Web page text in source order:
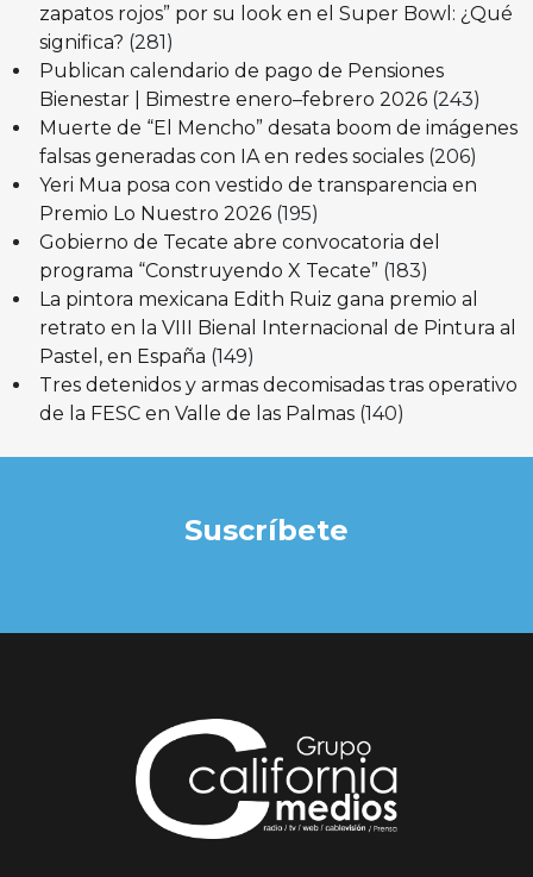
zapatos rojos” por su look en el Super Bowl: ¿Qué
significa? (281)
Publican calendario de pago de Pensiones
Bienestar | Bimestre enero–febrero 2026 (243)
Muerte de “El Mencho” desata boom de imágenes
falsas generadas con IA en redes sociales (206)
Yeri Mua posa con vestido de transparencia en
Premio Lo Nuestro 2026 (195)
Gobierno de Tecate abre convocatoria del
programa “Construyendo X Tecate” (183)
La pintora mexicana Edith Ruiz gana premio al
retrato en la VIII Bienal Internacional de Pintura al
Pastel, en España (149)
Tres detenidos y armas decomisadas tras operativo
de la FESC en Valle de las Palmas (140)
Suscríbete